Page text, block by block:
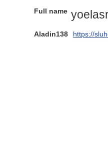
Full name
Aladin138 https://